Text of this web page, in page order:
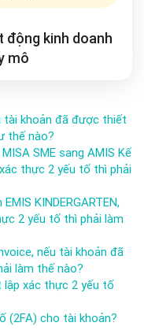
động kinh doanh
mô
tài khoản đã được thiết
thế nào?
SME sang AMIS Kế
thực 2 yếu tố thì phải
KINDERGARTEN,
2 yếu tố thì phải làm
nếu tài khoản đã
làm thế nào?
xác thực 2 yếu tố
(2FA) cho tài khoản?